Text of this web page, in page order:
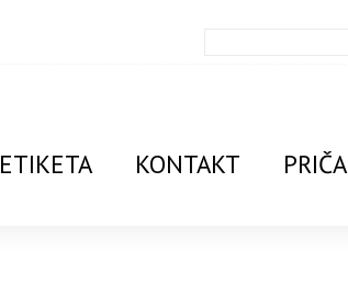
ETIKETA KONTAKT PRIČA